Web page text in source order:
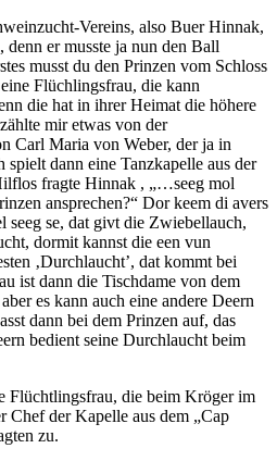
Vereins, also Buer Hinnak,
er musste ja nun den Ball
musst du den Prinzen vom Schloss
Flüchlingsfrau, die kann
die hat in ihrer Heimat die höhere
mir etwas von der
Carl Maria von Weber, der ja in
dann eine Tanzkapelle aus der
fragte Hinnak ,
…seeg mol
ansprechen?
Dor keem di avers
seeg se, dat givt die Zwiebellauch,
dormit kannst die een vun
‚Durchlaucht’, dat kommt bei
ist dann die Tischdame von dem
es kann auch eine andere Deern
dann bei dem Prinzen auf, das
bedient seine Durchlaucht beim
Flüchtlingsfrau, die beim Kröger im
Chef der Kapelle aus dem
Cap
zu.